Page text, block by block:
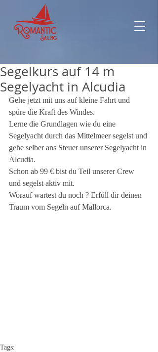
Segelkurs auf 14 m
Segelyacht in Alcudia
Gehe jetzt mit uns auf kleine Fahrt und
spüre die Kraft des Windes.
Lerne die Grundlagen wie du eine
Segelyacht durch das Mittelmeer segelst und
gehe selber ans Steuer unserer Segelyacht in
Alcudia.
Schon ab 99 € bist du Teil unserer Crew
und segelst aktiv mit.
Worauf wartest du noch ? Erfüll dir deinen
Traum vom Segeln auf Mallorca.
Tags: